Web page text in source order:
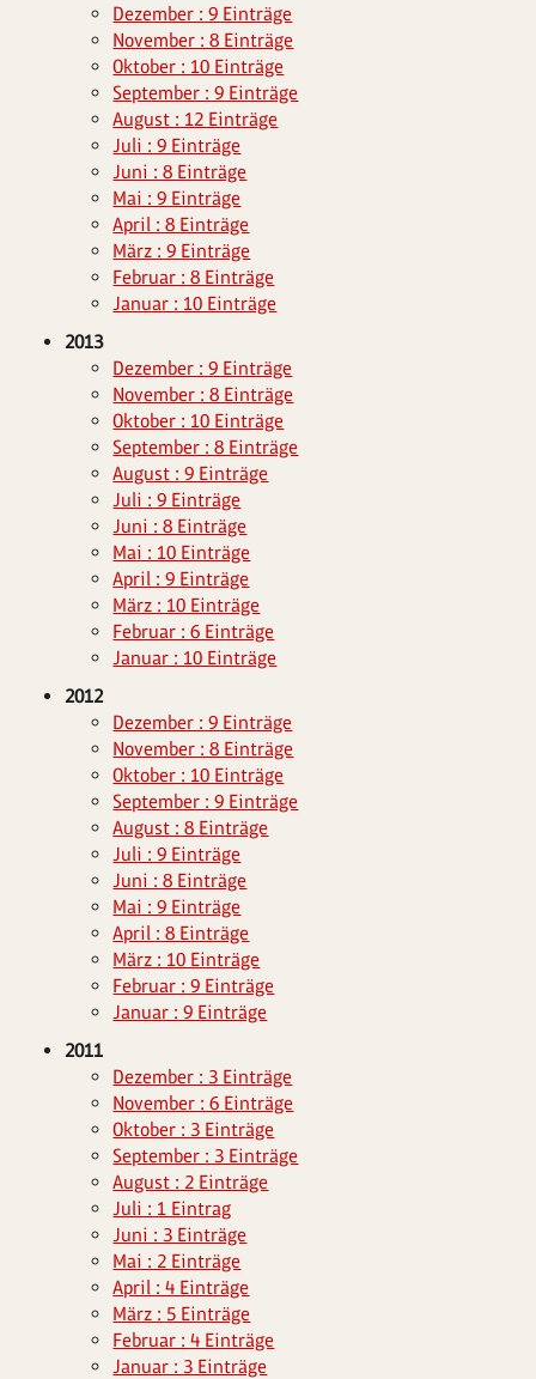
Dezember : 9 Einträge
November : 8 Einträge
Oktober : 10 Einträge
September : 9 Einträge
August : 12 Einträge
Juli : 9 Einträge
Juni : 8 Einträge
Mai : 9 Einträge
April : 8 Einträge
März : 9 Einträge
Februar : 8 Einträge
Januar : 10 Einträge
2013
Dezember : 9 Einträge
November : 8 Einträge
Oktober : 10 Einträge
September : 8 Einträge
August : 9 Einträge
Juli : 9 Einträge
Juni : 8 Einträge
Mai : 10 Einträge
April : 9 Einträge
März : 10 Einträge
Februar : 6 Einträge
Januar : 10 Einträge
2012
Dezember : 9 Einträge
November : 8 Einträge
Oktober : 10 Einträge
September : 9 Einträge
August : 8 Einträge
Juli : 9 Einträge
Juni : 8 Einträge
Mai : 9 Einträge
April : 8 Einträge
März : 10 Einträge
Februar : 9 Einträge
Januar : 9 Einträge
2011
Dezember : 3 Einträge
November : 6 Einträge
Oktober : 3 Einträge
September : 3 Einträge
August : 2 Einträge
Juli : 1 Eintrag
Juni : 3 Einträge
Mai : 2 Einträge
April : 4 Einträge
März : 5 Einträge
Februar : 4 Einträge
Januar : 3 Einträge